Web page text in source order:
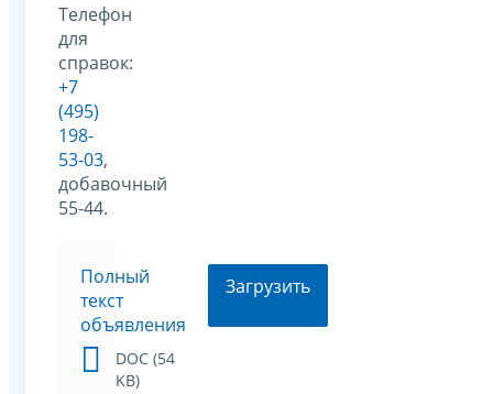
Телефон
для
справок:
+7
(495)
198-
53-03,
добавочный
55-44.
Полный
текст
объявления
DOC (54
KB)
Загрузить